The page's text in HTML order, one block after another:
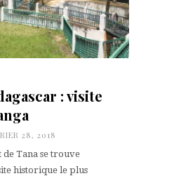
: visite
28, 2018
de Tana se trouve
historique le plus